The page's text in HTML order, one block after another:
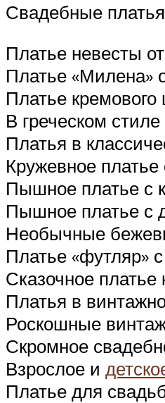
Свадебные
Платье невесты
Платье «Милена»
Платье кремового
В греческом
Платья в
Кружевное платье
Пышное платье с
Пышное платье с
Необычные
Платье «футляр»
Сказочное платье
Платья в
Роскошные
Скромное
Взрослое и
Платье для